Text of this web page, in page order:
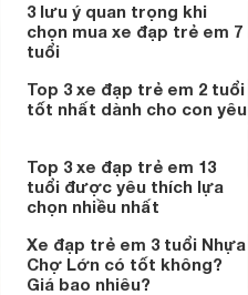
3 lưu ý quan trọng khi
chọn mua xe đạp trẻ em 7
tuổi
Top 3 xe đạp trẻ em 2 tuổi
tốt nhất dành cho con yêu
Top 3 xe đạp trẻ em 13
tuổi được yêu thích lựa
chọn nhiều nhất
Xe đạp trẻ em 3 tuổi Nhựa
Chợ Lớn có tốt không?
Giá bao nhiêu?